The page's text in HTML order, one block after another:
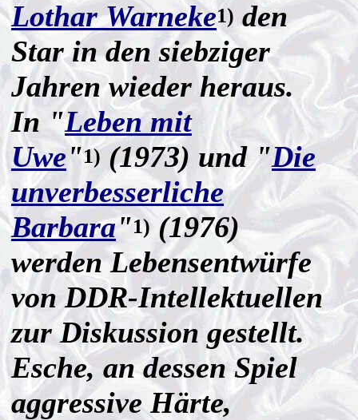
Lothar Warneke1) den
Star in den siebziger
Jahren wieder heraus.
In "Leben mit
Uwe"1)(1973) und "Die
unverbesserliche
Barbara"1) (1976)
werden Lebensentwürfe
von DDR-Intellektuellen
zur Diskussion gestellt.
Esche, an dessen Spiel
aggressive Härte,